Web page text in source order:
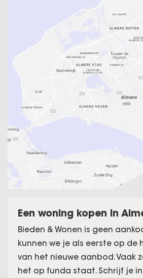
Een woning kopen in
Bieden & Wonen is geen
kunnen we je als eerste op de
van het nieuwe aanbod. Vaak
het op funda staat. Schrijf je